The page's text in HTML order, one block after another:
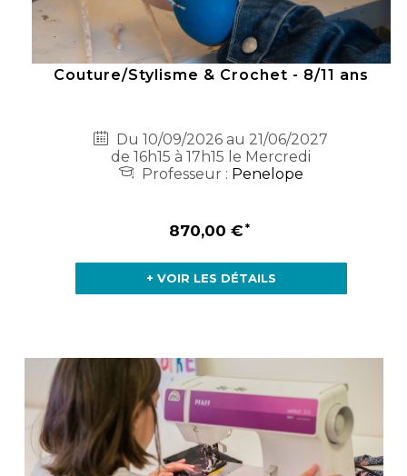
Couture/Stylisme & Crochet - 8/11 ans
Du 10/09/2026 au 21/06/2027
de 16h15 à 17h15 le Mercredi
Professeur : Penelope
870,00 €
+ VOIR LES DÉTAILS